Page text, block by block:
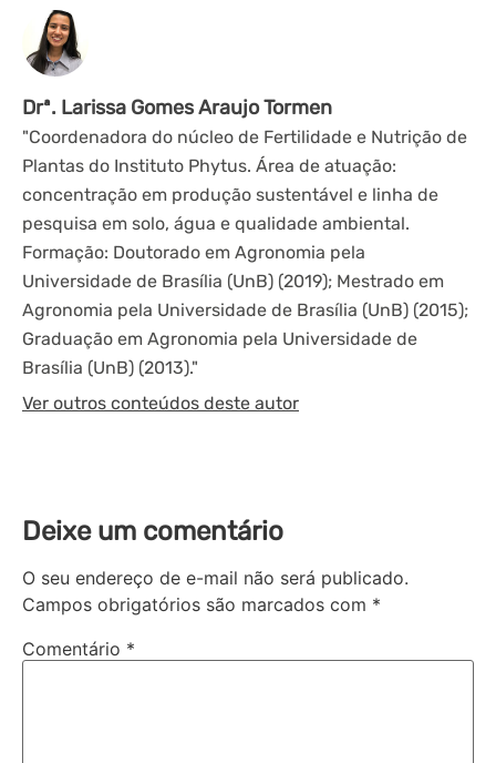
Drª. Larissa Gomes Araujo Tormen
"Coordenadora do núcleo de Fertilidade e Nutrição de
Plantas do Instituto Phytus. Área de atuação:
concentração em produção sustentável e linha de
pesquisa em solo, água e qualidade ambiental.
Formação: Doutorado em Agronomia pela
Universidade de Brasília (UnB) (2019); Mestrado em
Agronomia pela Universidade de Brasília (UnB) (2015);
Graduação em Agronomia pela Universidade de
Brasília (UnB) (2013)."
Ver outros conteúdos deste autor
Deixe um comentário
O seu endereço de e-mail não será publicado.
Campos obrigatórios são marcados com *
Comentário *